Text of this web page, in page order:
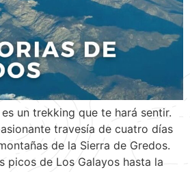
un trekking que te hará sentir.
travesía de cuatro días
de la Sierra de Gredos.
picos de Los Galayos hasta la